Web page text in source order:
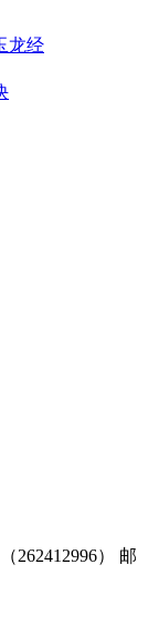
龙经
262412996） 邮